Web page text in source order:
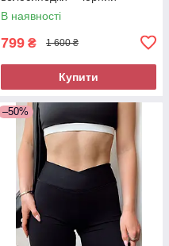
В наявності
799 ₴ 1 600 ₴
Купити
–50%